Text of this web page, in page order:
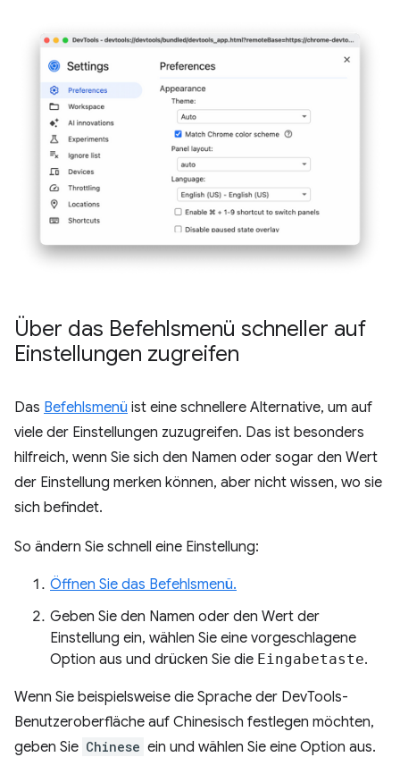
Über das Befehlsmenü schneller auf
Einstellungen zugreifen
Das Befehlsmenü ist eine schnellere Alternative, um auf
viele der Einstellungen zuzugreifen. Das ist besonders
hilfreich, wenn Sie sich den Namen oder sogar den Wert
der Einstellung merken können, aber nicht wissen, wo sie
sich befindet.
So ändern Sie schnell eine Einstellung:
Öffnen Sie das Befehlsmenü.
Geben Sie den Namen oder den Wert der
Einstellung ein, wählen Sie eine vorgeschlagene
Option aus und drücken Sie die Eingabetaste.
Wenn Sie beispielsweise die Sprache der DevTools-
Benutzeroberfläche auf Chinesisch festlegen möchten,
geben Sie Chinese ein und wählen Sie eine Option aus.